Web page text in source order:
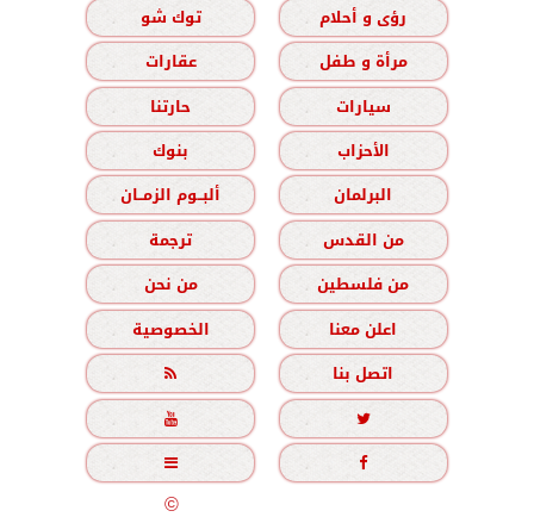
رؤى و أحلام
توك شو
مرأة و طفل
عقارات
سيارات
حارتنا
الأحزاب
بنوك
البرلمان
ألبــوم الزمــان
من القدس
ترجمة
من فلسطين
من نحن
اعلن معنا
الخصوصية
اتصل بنا





جميع الحقوق محفوظة©